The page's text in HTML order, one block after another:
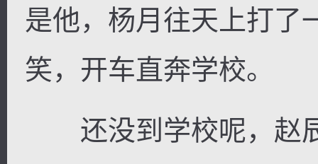
是他，杨月往天上打了
笑，开车直奔学校。
还没到学校呢，赵